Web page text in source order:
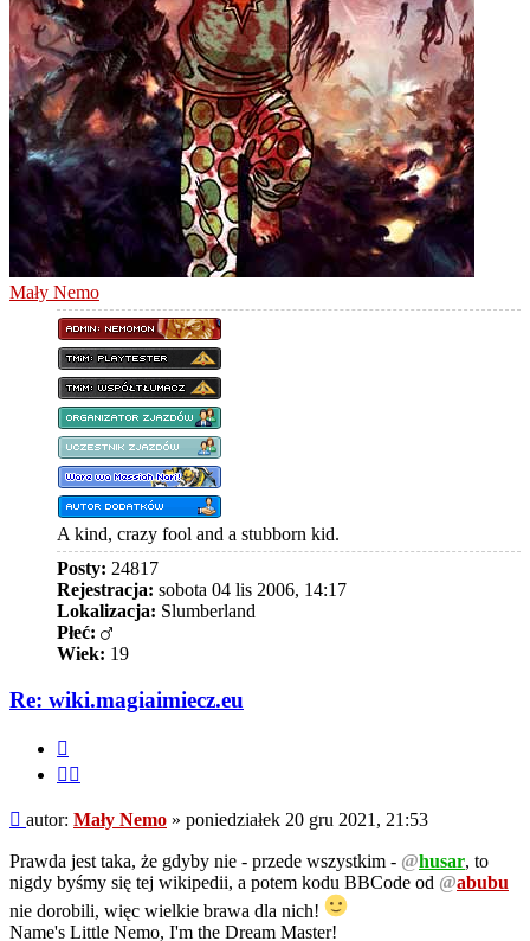
Mały Nemo
A kind, crazy fool and a stubborn kid.
Posty: 24817
Rejestracja: sobota 04 lis 2006, 14:17
Lokalizacja: Slumberland
Płeć:
Wiek: 19
Re: wiki.magiaimiecz.eu
Post
autor: Mały Nemo » poniedziałek 20 gru 2021, 21:53
Prawda jest taka, że gdyby nie - przede wszystkim - @husar, to
nigdy byśmy się tej wikipedii, a potem kodu BBCode od @abubu
nie dorobili, więc wielkie brawa dla nich!
Name's Little Nemo, I'm the Dream Master!